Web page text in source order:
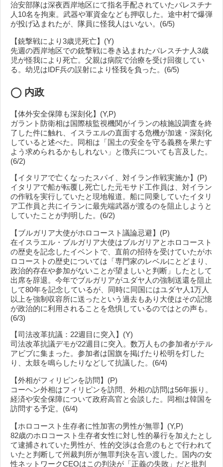
治安部隊は深夜西岸地区にて指名手配されていたパレスチナ
人10名を拘束。武器や軍資金なども押収した。途中村で爆弾
が投げ込まれたが、隊員に怪我人はいない。(6/5)
【銃撃戦により3歳児死亡】(Y)
先週の西岸地区での銃撃戦に巻き込まれたパレスチナ人3歳
児が怪我により死亡。父親は病院で治療を受け回復してい
る。幼児はIDF兵の誤射により怪我を負った。(6/5)
◯ 内政
【体外安全保障も深刻化】(Y,P)
ガラント防衛相は国際核監視機関がイランの核施設調査を終
了した件に触れ、イスラエルの直面する危機が加速・深刻化
していると述べた。同相は「国土の安全を守る義務を果たす
よう求められるかもしれない」と徴兵についても言及した。
(6/2)
【イタリアで亡くなったスパイ、対イラン作戦実施か】(P)
イタリアで船が転覆し死亡した元モサド工作員は、対イラン
の作戦を実行していたと現地報道。船に同乗していたイタリ
ア工作員と共にイランに最先端武器が渡るのを阻止しようと
していたことが判明した。(6/2)
【ブルガリア大使がホロコースト議論忌避】(P)
在イスラエル・ブルガリア大使はブルガリアとホロコースト
の歴史を記念したイベントで、直前の招待を受けていたがホ
ロコーストの歴史については「専門家のレベルにとどまり、
政治的存在や参加がないことが望ましいと判断」したとして
出席を辞退。今年でブルガリアがユダヤ人の強制送還を阻止
して80年を記念しているが、同時に同国にはユダヤ人1万人
以上を強制収容所に送ったという過去もあり大使はその記憶
が政治的に利用されることを危惧しているのではとの声も。
(6/3)
【司法改革抗議：22週目に突入】(Y)
司法改革抗議デモが22週目に突入。数万人もの参加者がテル
アビブに集まった。参加者は国旗を掲げたり松明を灯した
り、太鼓を鳴らしたりなどして抗議した。(6/4)
【外相がフィリピンを訪問】(P)
コーヘン外相はフィリピンを訪問、外相の訪問は56年振り。
経済や安全保障について政府高官と会談した。同相は韓国を
訪問する予定。(6/4)
【ホロコースト生存者に性加害の男性が無罪】(Y,P)
82歳のホロコースト生存者女性に対し性的暴行を加えたとし
て逮捕されていた男性が、性的交渉は合意のもとで行われて
いたと判断して州裁判所が無罪判決を言い渡した。国内の女
性ネットワークCEOはこの判決が「正義の失敗」だと批判